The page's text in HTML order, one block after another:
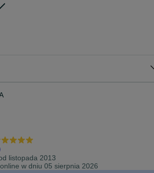
około 40 zł, więc nie jest to dramat
– hulajnoga nie gryzie, właściciel raczej też
listopada 2013
w dniu 05 sierpnia 2026